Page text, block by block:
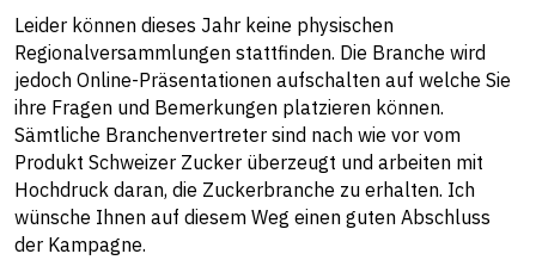
Leider können dieses Jahr keine physischen
Regionalversammlungen stattfinden. Die Branche wird
jedoch Online-Präsentationen aufschalten auf welche Sie
ihre Fragen und Bemerkungen platzieren können.
Sämtliche Branchenvertreter sind nach wie vor vom
Produkt Schweizer Zucker überzeugt und arbeiten mit
Hochdruck daran, die Zuckerbranche zu erhalten. Ich
wünsche Ihnen auf diesem Weg einen guten Abschluss
der Kampagne.